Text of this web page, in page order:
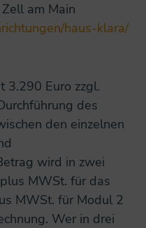
am Main
haus-klara/
3.290 Euro zzgl.
des
den einzelnen
wird in zwei
MWSt. für das
MWSt. für Modul 2
Wer in drei